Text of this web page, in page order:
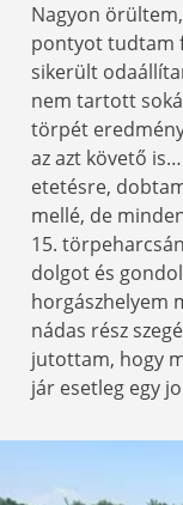
Nagyon
pontyot tudtam
sikerült
nem tartott
törpét
az azt követő
etetésre,
mellé, de
15.
dolgot és
horgászhelyem
nádas rész
jutottam, hogy
jár esetleg egy